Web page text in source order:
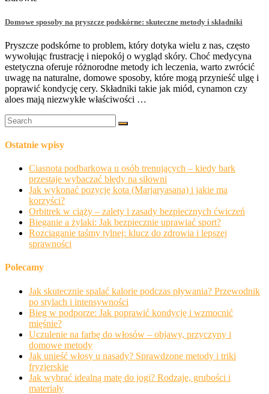
Domowe sposoby na pryszcze podskórne: skuteczne metody i składniki
Pryszcze podskórne to problem, który dotyka wielu z nas, często
wywołując frustrację i niepokój o wygląd skóry. Choć medycyna
estetyczna oferuje różnorodne metody ich leczenia, warto zwrócić
uwagę na naturalne, domowe sposoby, które mogą przynieść ulgę i
poprawić kondycję cery. Składniki takie jak miód, cynamon czy
aloes mają niezwykłe właściwości …
Ostatnie wpisy
Ciasnota podbarkowa u osób trenujących – kiedy bark
przestaje wybaczać błędy na siłowni
Jak wykonać pozycję kota (Marjaryasana) i jakie ma
korzyści?
Orbitrek w ciąży – zalety i zasady bezpiecznych ćwiczeń
Bieganie a żylaki: Jak bezpiecznie uprawiać sport?
Rozciąganie taśmy tylnej: klucz do zdrowia i lepszej
sprawności
Polecamy
Jak skutecznie spalać kalorie podczas pływania? Przewodnik
po stylach i intensywności
Bieg w podporze: Jak poprawić kondycję i wzmocnić
mięśnie?
Uczulenie na farbę do włosów – objawy, przyczyny i
domowe metody
Jak unieść włosy u nasady? Sprawdzone metody i triki
fryzjerskie
Jak wybrać idealną matę do jogi? Rodzaje, grubości i
materiały